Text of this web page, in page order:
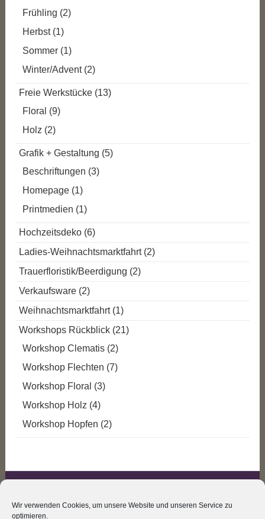
Wir verwenden Cookies, um unsere Website und unseren Service zu
optimieren.
Frühling (2)
Herbst(1)
Sommer (1)
Winter/Advent(2)
Freie Werkstücke (13)
Floral (9)
Holz (2)
Grafik + Gestaltung (5)
Beschriftungen (3)
Homepage (1)
Printmedien (1)
Hochzeitsdeko (6)
Ladies-Weihnachtsmarktfahrt(2)
Trauerfloristik/Beerdigung (2)
Verkaufsware (2)
Weihnachtsmarktfahrt(1)
Workshops Rückblick (21)
Workshop Clematis (2)
Workshop Flechten (7)
Workshop Floral (3)
Workshop Holz (4)
Workshop Hopfen (2)
DATENSCHUTZ